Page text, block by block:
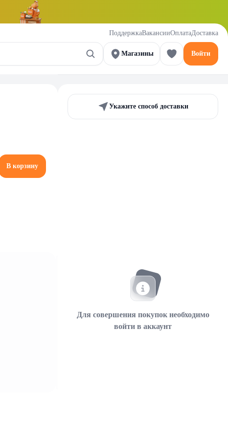
ПоддержкаВакансииОплатаДоставка
Магазины Войти
В корзину
Укажите способ доставки
Для совершения покупок необходимо
войти в аккаунт